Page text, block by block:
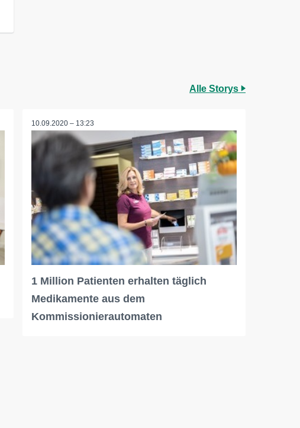
Alle Storys
10.09.2020 – 13:23
1 Million Patienten erhalten täglich
Medikamente aus dem
Kommissionierautomaten